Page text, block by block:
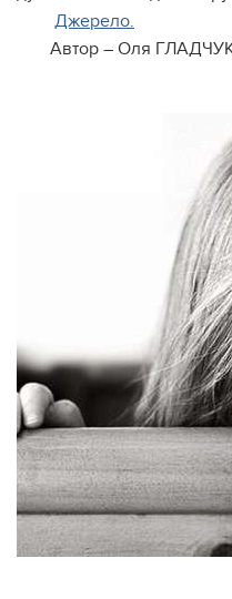
Джерело.
Автор – Оля